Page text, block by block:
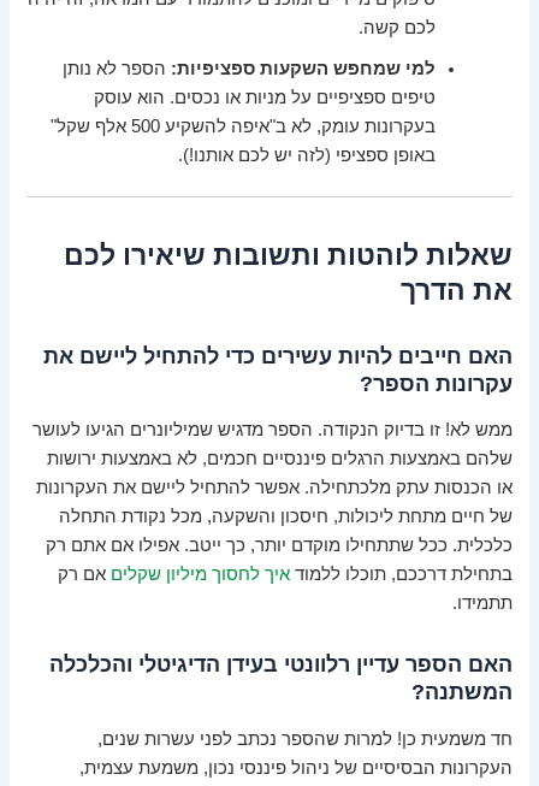
לכם קשה.
למי שמחפש השקעות ספציפיות: הספר לא נותן
טיפים ספציפיים על מניות או נכסים. הוא עוסק
בעקרונות עומק, לא ב"איפה להשקיע 500 אלף שקל"
באופן ספציפי (לזה יש לכם אותנו!).
שאלות לוהטות ותשובות שיאירו לכם
את הדרך
האם חייבים להיות עשירים כדי להתחיל ליישם את
עקרונות הספר?
ממש לא! זו בדיוק הנקודה. הספר מדגיש שמיליונרים הגיעו לעושר
שלהם באמצעות הרגלים פיננסיים חכמים, לא באמצעות ירושות
או הכנסות עתק מלכתחילה. אפשר להתחיל ליישם את העקרונות
של חיים מתחת ליכולות, חיסכון והשקעה, מכל נקודת התחלה
כלכלית. ככל שתתחילו מוקדם יותר, כך ייטב. אפילו אם אתם רק
בתחילת דרככם, תוכלו ללמודאיך לחסוך מיליון שקלים אם רק
תתמידו.
האם הספר עדיין רלוונטי בעידן הדיגיטלי והכלכלה
המשתנה?
חד משמעית כן! למרות שהספר נכתב לפני עשרות שנים,
העקרונות הבסיסיים של ניהול פיננסי נכון, משמעת עצמית,